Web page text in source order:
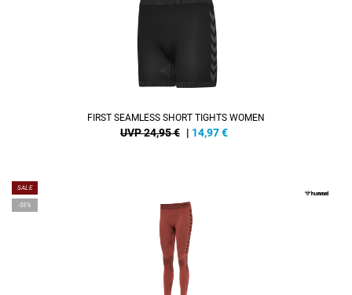
FIRST SEAMLESS SHORT TIGHTS WOMEN
UVP 24,95 € | 14,97€
SALE
-55%